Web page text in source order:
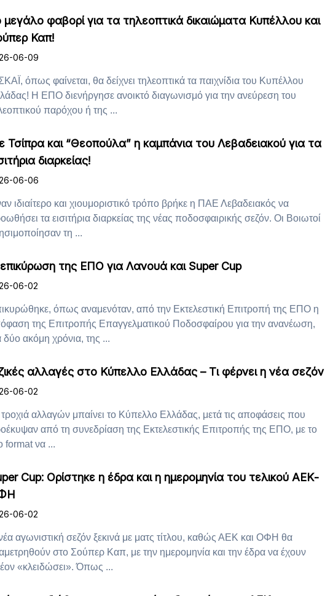
μεγάλο φαβορί για τα τηλεοπτικά δικαιώματα Κυπέλλου και
Καπ!
06-09
όπως φαίνεται, θα δείχνει τηλεοπτικά τα παιχνίδια του Κυπέλλου
Η ΕΠΟ διενήργησε ανοικτό διαγωνισμό για την ανεύρεση του
παρόχου ή της ...
Τσίπρα και “Θεοπούλα” η καμπάνια του Λεβαδειακού για τα
διαρκείας!
06-06
ιδιαίτερο και χιουμοριστικό τρόπο βρήκε η ΠΑΕ Λεβαδειακός να
τα εισιτήρια διαρκείας της νέας ποδοσφαιρικής σεζόν. Οι Βοιωτοί
τη ...
της ΕΠΟ για Λανουά και Super Cup
06-02
όπως αναμενόταν, από την Εκτελεστική Επιτροπή της ΕΠΟ η
της Επιτροπής Επαγγελματικού Ποδοσφαίρου για την ανανέωση,
δύο ακόμη χρόνια, της ...
αλλαγές στο Κύπελλο Ελλάδας – Τι φέρνει η νέα σεζόν
06-02
αλλαγών μπαίνει το Κύπελλο Ελλάδας, μετά τις αποφάσεις που
από τη συνεδρίαση της Εκτελεστικής Επιτροπής της ΕΠΟ, με το
format να ...
Cup: Ορίστηκε η έδρα και η ημερομηνία του τελικού ΑΕΚ-
06-02
αγωνιστική σεζόν ξεκινά με ματς τίτλου, καθώς ΑΕΚ και ΟΦΗ θα
στο Σούπερ Καπ, με την ημερομηνία και την έδρα να έχουν
«κλειδώσει». Όπως ...